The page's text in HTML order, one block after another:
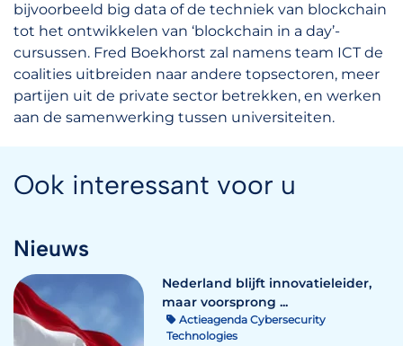
bijvoorbeeld big data of de techniek van blockchain
tot het ontwikkelen van ‘blockchain in a day’-
cursussen. Fred Boekhorst zal namens team ICT de
coalities uitbreiden naar andere topsectoren, meer
partijen uit de private sector betrekken, en werken
aan de samenwerking tussen universiteiten.
Ook interessant voor u
Nieuws
Nederland blijft innovatieleider,
maar voorsprong ...
Actieagenda Cybersecurity
Technologies